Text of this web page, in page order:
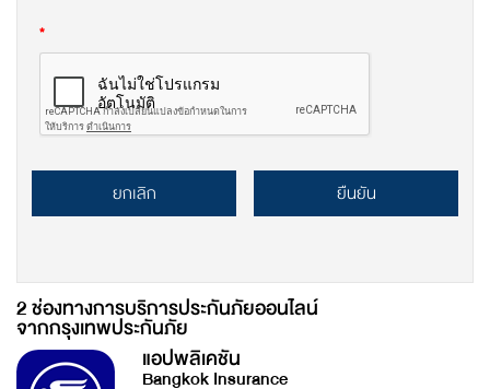
*
ยกเลิก ยืนยัน
2 ช่องทางการบริการประกันภัยออนไลน์
จากกรุงเทพประกันภัย
แอปพลิเคชัน
Bangkok Insurance